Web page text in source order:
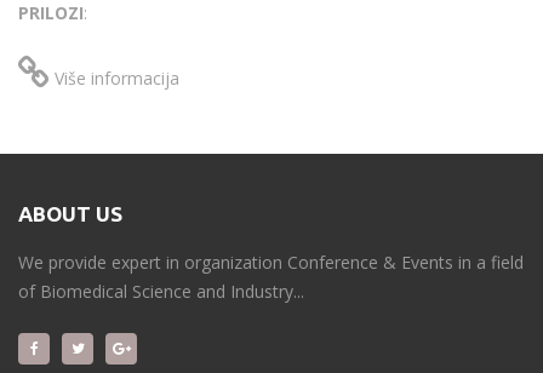
PRILOZI:
Više informacija
ABOUT US
We provide expert in organization Conference & Events in a field
of Biomedical Science and Industry...